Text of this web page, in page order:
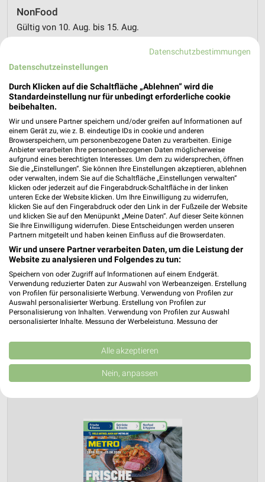
NonFood
Gültig von 10. Aug. bis 15. Aug.
PROSPEKT BLÄTTERN
GETRÄNKE FLEISCH & WURST KAFFEE FISCH
Jetzt alle "Getränke" Themen entdecken!
Datenschutzbestimmungen
Datenschutzeinstellungen
Durch Klicken auf die Schaltfläche „Ablehnen“ wird die
Standardeinstellung nur für unbedingt erforderliche cookie
beibehalten.
Wir und unsere Partner speichern und/oder greifen auf Informationen auf
einem Gerät zu, wie z. B. eindeutige IDs in cookie und anderen
Browserspeichern, um personenbezogene Daten zu verarbeiten. Einige
Anbieter verarbeiten Ihre personenbezogenen Daten möglicherweise
aufgrund eines berechtigten Interesses. Um dem zu widersprechen, öffnen
Sie die „Einstellungen“. Sie können Ihre Einstellungen akzeptieren, ablehnen
oder verwalten, indem Sie auf die Schaltfläche „Einstellungen verwalten“
klicken oder jederzeit auf die Fingerabdruck-Schaltfläche in der linken
unteren Ecke der Website klicken. Um Ihre Einwilligung zu widerrufen,
klicken Sie auf den Fingerabdruck oder den Link in der Fußzeile der Website
und klicken Sie auf den Menüpunkt „Meine Daten“. Auf dieser Seite können
Sie Ihre Einwilligung widerrufen. Diese Entscheidungen werden unseren
Partnern mitgeteilt und haben keinen Einfluss auf die Browserdaten.
Wir und unsere Partner verarbeiten Daten, um die Leistung der
Website zu analysieren und Folgendes zu tun:
Speichern von oder Zugriff auf Informationen auf einem Endgerät.
Verwendung reduzierter Daten zur Auswahl von Werbeanzeigen. Erstellung
von Profilen für personalisierte Werbung. Verwendung von Profilen zur
Auswahl personalisierter Werbung. Erstellung von Profilen zur
Personalisierung von Inhalten. Verwendung von Profilen zur Auswahl
personalisierter Inhalte. Messung der Werbeleistung. Messung der
Kombinationen von Daten aus verschiedenen Quellen. Entwicklung und
Verbesserung der Angebote. Verwendung reduzierter Daten zur Auswahl
von Inhalten.
Daten können außerhalb der Europäischen Union weitergegeben und in die
Website/App.
Wir nutzen Ihre Daten für folgende Zwecke:
IAB-Verarbeitungszwecke:
Speichern von oder Zugriff auf Informationen
auf einem Endgerät
Alle akzeptieren
Nein, anpassen